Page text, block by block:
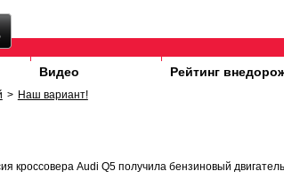
Видео Рейтинг
> Наш вариант!
кроссовера Audi Q5 получила бензиновый двигатель.